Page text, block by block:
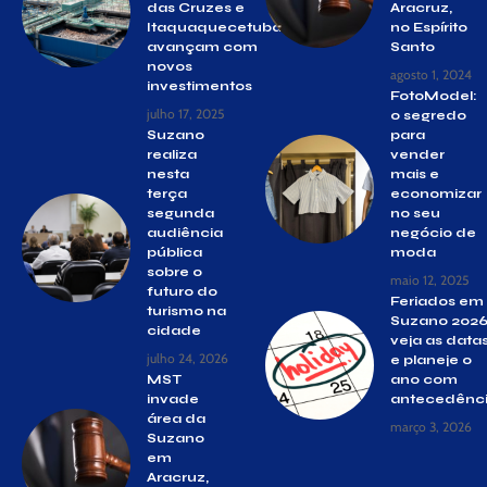
das Cruzes e
Itaquaquecetuba
avançam com
novos
investimentos
julho 17, 2025
Suzano
realiza
nesta
terça
segunda
audiência
pública
sobre o
futuro do
turismo na
cidade
julho 24, 2026
MST
invade
área da
Suzano
em
Aracruz,
Aracruz,
no Espírito
Santo
agosto 1, 2024
FotoModel:
o segredo
para
vender
mais e
economizar
no seu
negócio de
moda
maio 12, 2025
Feriados em
Suzano
veja as
e planeje o
ano com
março 3, 2026